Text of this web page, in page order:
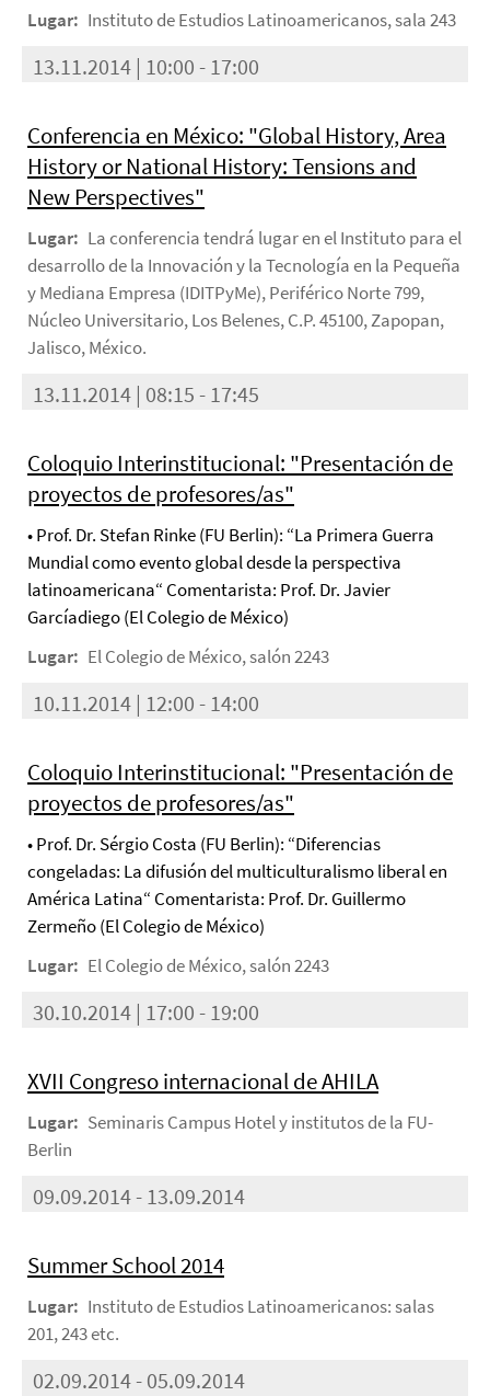
Lugar: Instituto de Estudios Latinoamericanos, sala 243
13.11.2014 | 10:00 - 17:00
Conferencia en México: "Global History, Area
History or National History: Tensions and
New Perspectives"
Lugar: La conferencia tendrá lugar en el Instituto para el
desarrollo de la Innovación y la Tecnología en la Pequeña
y Mediana Empresa (IDITPyMe), Periférico Norte 799,
Núcleo Universitario, Los Belenes, C.P. 45100, Zapopan,
Jalisco, México.
13.11.2014 | 08:15 - 17:45
Coloquio Interinstitucional: "Presentación de
proyectos de profesores/as"
• Prof. Dr. Stefan Rinke (FU Berlin): “La Primera Guerra
Mundial como evento global desde la perspectiva
latinoamericana“ Comentarista: Prof. Dr. Javier
Garcíadiego (El Colegio de México)
Lugar: El Colegio de México, salón 2243
10.11.2014 | 12:00 - 14:00
Coloquio Interinstitucional: "Presentación de
proyectos de profesores/as"
• Prof. Dr. Sérgio Costa (FU Berlin): “Diferencias
congeladas: La difusión del multiculturalismo liberal en
América Latina“ Comentarista: Prof. Dr. Guillermo
Zermeño (El Colegio de México)
Lugar: El Colegio de México, salón 2243
30.10.2014 | 17:00 - 19:00
XVII Congreso internacional de AHILA
Lugar: Seminaris Campus Hotel y institutos de la FU-
Berlin
09.09.2014 - 13.09.2014
Summer School 2014
Lugar: Instituto de Estudios Latinoamericanos: salas
201, 243 etc.
02.09.2014 - 05.09.2014